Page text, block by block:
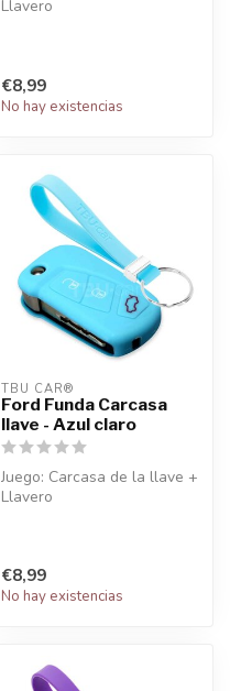
Llavero
€8,99
No hay existencias
TBU CAR®
Ford Funda Carcasa
llave - Azul claro
Juego: Carcasa de la llave +
Llavero
€8,99
No hay existencias